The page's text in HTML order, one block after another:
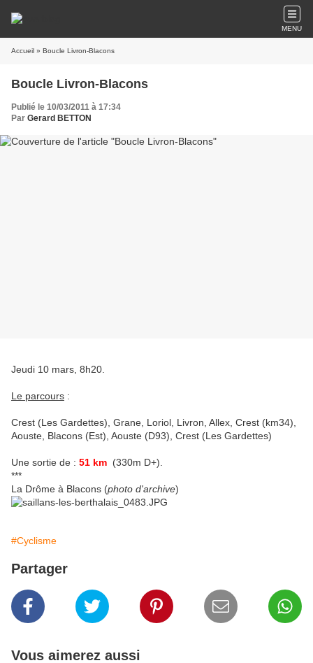
MENU
Accueil » Boucle Livron-Blacons
Boucle Livron-Blacons
Publié le 10/03/2011 à 17:34
Par Gerard BETTON
Jeudi 10 mars, 8h20.
Le parcours :
Crest (Les Gardettes), Grane, Loriol, Livron, Allex, Crest (km34),
Aouste, Blacons (Est), Aouste (D93), Crest (Les Gardettes)
Une sortie de : 51 km (330m D+).
***
La Drôme à Blacons (photo d'archive)
#Cyclisme
Partager
Vous aimerez aussi